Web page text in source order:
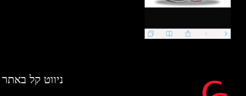
ניווט קל באתר